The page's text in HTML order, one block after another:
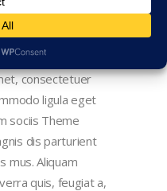
consectetuer
ligula eget
sociis Theme
dis parturient
mus. Aliquam
quis, feugiat a,